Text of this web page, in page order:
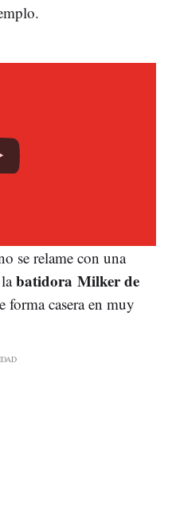
se relame con una
batidora Milker de
forma casera en muy